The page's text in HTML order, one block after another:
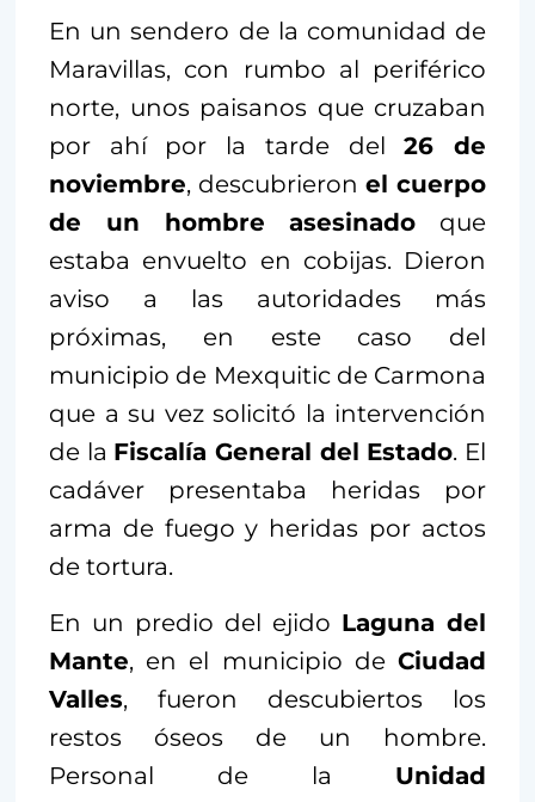
En un sendero de la comunidad de
Maravillas, con rumbo al periférico
norte, unos paisanos que cruzaban
por ahí por la tarde del26 de
noviembre, descubrieron el cuerpo
de un hombre asesinado que
estaba envuelto en cobijas. Dieron
aviso a las autoridades más
próximas, en este caso del
municipio de Mexquitic de Carmona
que a su vez solicitó la intervención
de la Fiscalía General del Estado. El
cadáver presentaba heridas por
arma de fuego y heridas por actos
de tortura.
En un predio del ejido Laguna del
Mante, en el municipio de Ciudad
Valles, fueron descubiertos los
restos óseos de un hombre.
Personal de la Unidad